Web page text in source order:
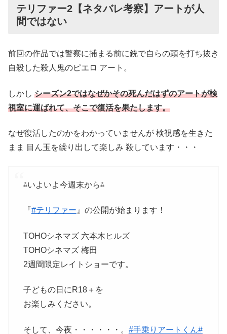
テリファー2【ネタバレ考察】アートが人
間ではない
前回の作品では警察に捕まる前に銃で自らの頭を打ち抜き
自殺した殺人鬼のピエロ アート。
しかし シーズン2ではなぜかその死んだはずのアートが検
視室に運ばれて、そこで復活を果たします。
なぜ復活したのかをわかっていませんが 検視感を生きた
まま 目ん玉を繰り出して楽しみ 殺しています・・・
⁂いよいよ今週末から⁂
『#テリファー 』の公開が始まります！
TOHOシネマズ 六本木ヒルズ
TOHOシネマズ 梅田
2週間限定レイトショーです。
子どもの日にR18＋を
お楽しみください。
そして、今夜・・・・・・。 #手乗りアートくん#